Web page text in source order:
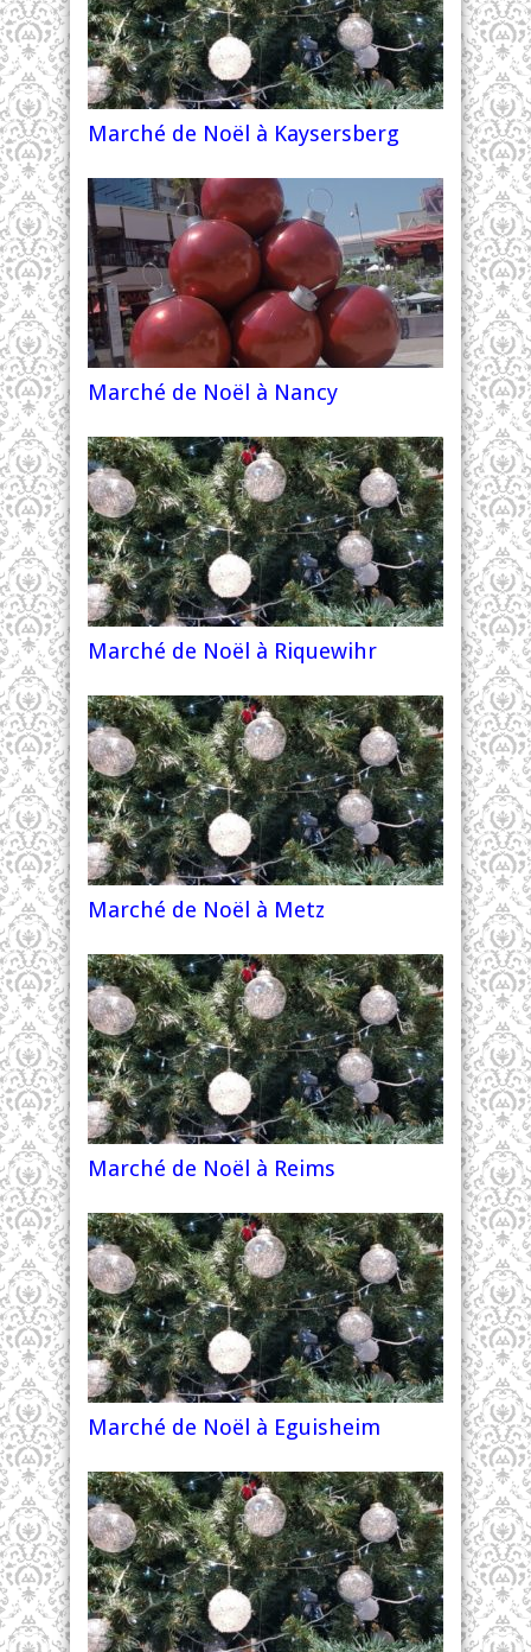
Marché de Noël à Kaysersberg
Marché de Noël à Nancy
Marché de Noël à Riquewihr
Marché de Noël à Metz
Marché de Noël à Reims
Marché de Noël à Eguisheim